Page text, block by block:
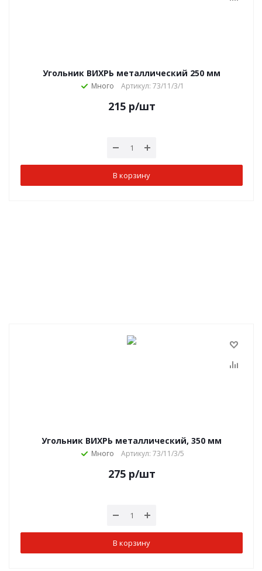
Угольник ВИХРЬ металлический 250 мм
Много Артикул: 73/11/3/1
215р/шт
В корзину
Угольник ВИХРЬ металлический, 350 мм
Много Артикул: 73/11/3/5
275р/шт
В корзину